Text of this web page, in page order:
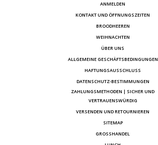
ANMELDEN
KONTAKT UND ÖFFNUNGSZEITEN
BROODHEEREN
WEIHNACHTEN
ÜBER UNS
ALLGEMEINE GESCHÄFTSBEDINGUNGEN
HAFTUNGSAUSSCHLUSS
DATENSCHUTZ-BESTIMMUNGEN
ZAHLUNGSMETHODEN | SICHER UND
VERTRAUENSWÜRDIG
VERSENDEN UND RETOURNIEREN
SITEMAP
GROSSHANDEL